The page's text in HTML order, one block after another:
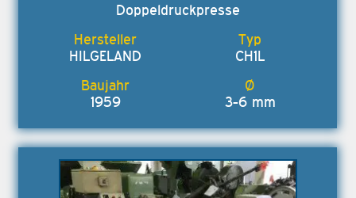
Doppeldruckpresse
HILGELAND CH1L
1959 3-6 mm